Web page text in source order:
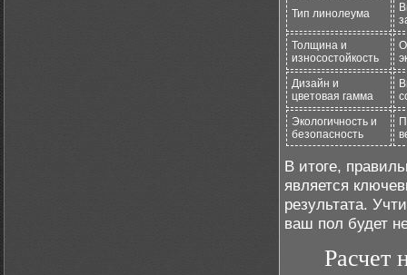
Тип линолеума
Толщина и
износостойкость
Дизайн и
цветовая гамма
Экологичность и
безопасность
В итоге,
является
результата.
ваш пол будет
Расчет